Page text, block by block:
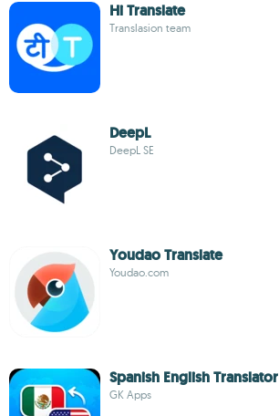
Hi Translate
Translasion team
DeepL
DeepL SE
Youdao Translate
Youdao.com
Spanish English Translator
GK Apps